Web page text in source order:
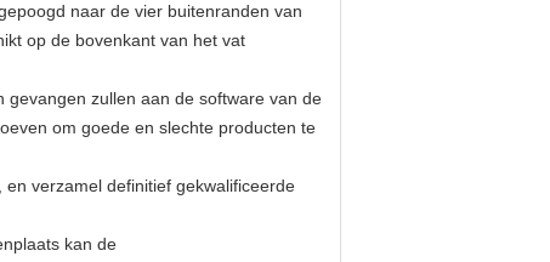
naar de vier buitenranden van
op de bovenkant van het vat
zullen aan de software van de
om goede en slechte producten te
verzamel definitief gekwalificeerde
kan de